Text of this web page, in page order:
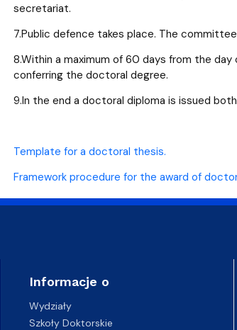
secretariat.
7.Public defence takes place. The
8.Within a maximum of 60 days from the
conferring the doctoral degree.
9.In the end a doctoral diploma is issued
Template for a doctoral thesis.
Framework procedure for the award of
Informacje o
Wydziały
Szkoły Doktorskie